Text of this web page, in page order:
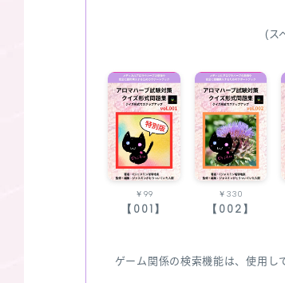
(ス
￥99
【001】
￥330
【002】
ゲーム関係の検索機能は、使用し